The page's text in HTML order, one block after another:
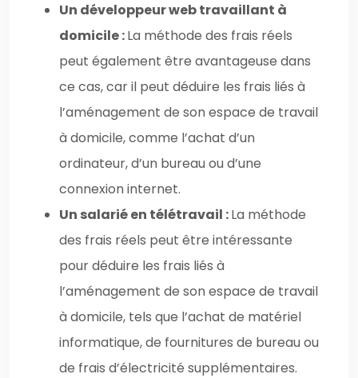
Un développeur web travaillant à
domicile :La méthode des frais réels
peut également être avantageuse dans
ce cas, car il peut déduire les frais liés à
l’aménagement de son espace de travail
à domicile, comme l’achat d’un
ordinateur, d’un bureau ou d’une
connexion internet.
Un salarié en télétravail :La méthode
des frais réels peut être intéressante
pour déduire les frais liés à
l’aménagement de son espace de travail
à domicile, tels que l’achat de matériel
informatique, de fournitures de bureau ou
de frais d’électricité supplémentaires.